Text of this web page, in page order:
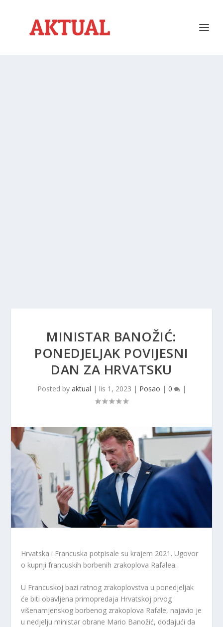
MINISTAR BANOŽIĆ:
PONEDJELJAK POVIJESNI
DAN ZA HRVATSKU
Posted by aktual | lis 1, 2023 | Posao | 0 |
Hrvatska i Francuska potpisale su krajem 2021. Ugovor
o kupnji francuskih borbenih zrakoplova Rafalea.
U Francuskoj bazi ratnog zrakoplovstva u ponedjeljak
će biti obavljena primopredaja Hrvatskoj prvog
višenamjenskog borbenog zrakoplova Rafale, najavio je
u nedjelju ministar obrane Mario Banožić, dodajući da